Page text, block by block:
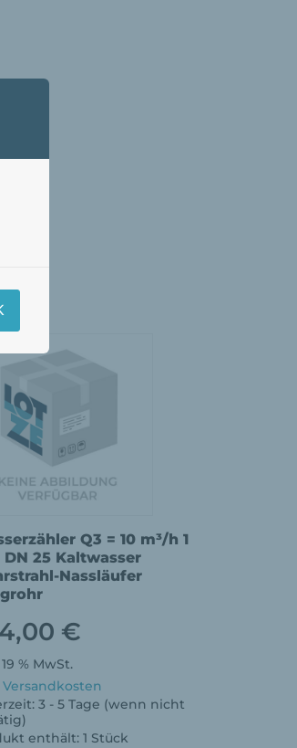
Q3 = 10 m³/h 1
DN 25 Kaltwasser
Nassläufer
€
% MwSt.
Versandkosten
3 - 5 Tage (wenn nicht
enthält: 1 Stück